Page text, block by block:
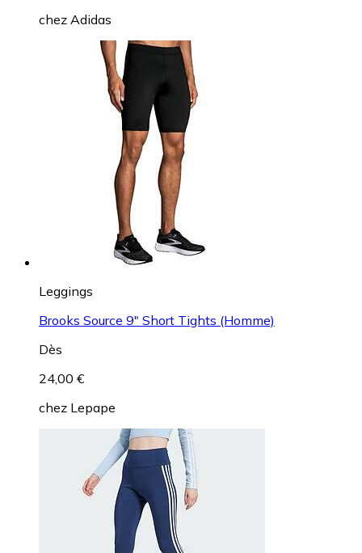
chez Adidas
Leggings
Brooks Source 9" Short Tights (Homme)
Dès
24,00 €
chez Lepape